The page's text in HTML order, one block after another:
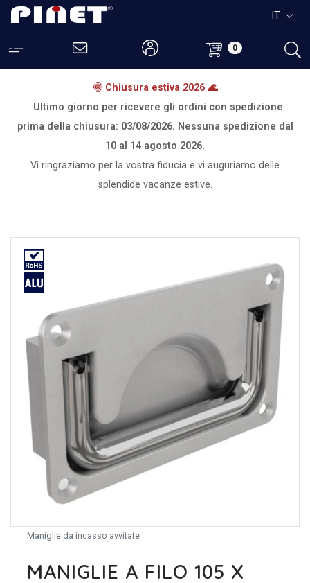
0
IT
🌞 Chiusura estiva 2026 🌊
Ultimo giorno per ricevere gli ordini con spedizione
prima della chiusura: 03/08/2026. Nessuna spedizione dal
10 al 14 agosto 2026.
Vi ringraziamo per la vostra fiducia e vi auguriamo delle
splendide vacanze estive.
Maniglie da incasso avvitate
MANIGLIE A FILO 105 X